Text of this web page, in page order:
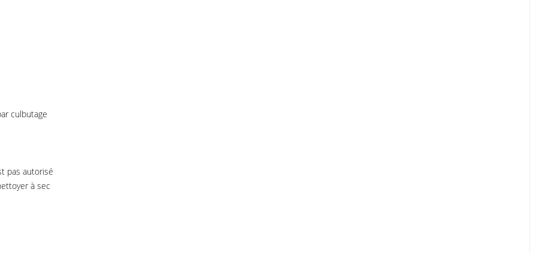
culbutage
pas autorisé
à sec